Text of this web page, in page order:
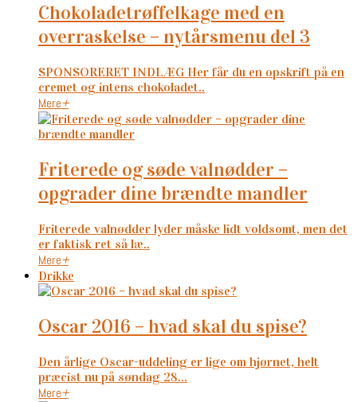
chokoladetrøffelkage med en
overraskelse – nytårsmenu del 3
SPONSORERET INDLÆG Her får du en opskrift på en
cremet og intens chokoladet..
Mere+
friterede og søde valnødder –
opgrader dine brændte mandler
Friterede valnødder lyder måske lidt voldsomt, men det
er faktisk ret så læ..
Mere+
Drikke
oscar 2016 – hvad skal du spise?
Den årlige Oscar-uddeling er lige om hjørnet, helt
præcist nu på søndag 28...
Mere+